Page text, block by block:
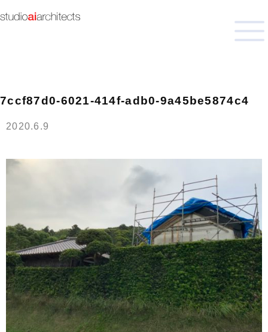
建具
架構
社寺
7ccf87d0-6021-414f-adb0-9a45be5874c4
2020.6.9